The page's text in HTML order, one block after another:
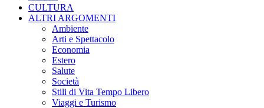
CULTURA
ALTRI ARGOMENTI
Ambiente
Arti e Spettacolo
Economia
Estero
Salute
Società
Stili di Vita Tempo Libero
Viaggi e Turismo